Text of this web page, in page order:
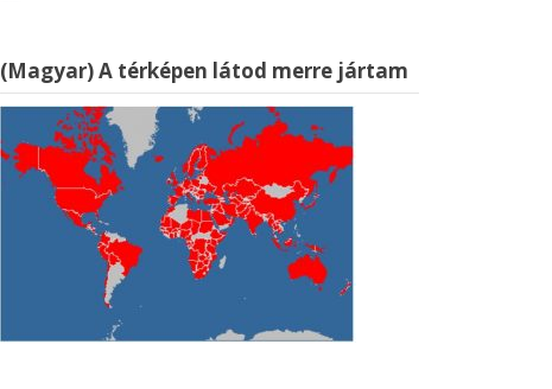
(Magyar) A térképen látod merre jártam